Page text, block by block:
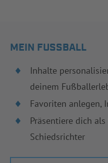
MEIN FUSSBALL
Inhalte
deinem
Favoriten anlegen,
Präsentiere dich
Schiedsrichter